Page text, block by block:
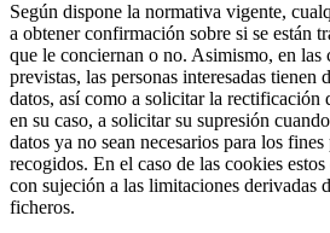
Según dispone la normativa vigente,
a obtener confirmación sobre si se están
que le conciernan o no. Asimismo, en las
previstas, las personas interesadas tienen
datos, así como a solicitar la rectificación
en su caso, a solicitar su supresión
datos ya no sean necesarios para los
recogidos. En el caso de las cookies
con sujeción a las limitaciones derivadas
ficheros.